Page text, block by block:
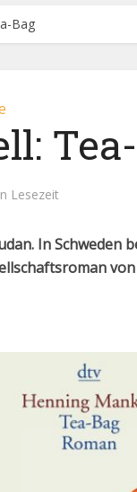
Bag
Lesezeit
In Schweden